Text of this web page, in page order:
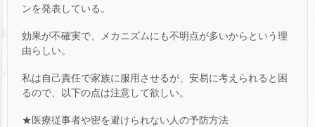
ンを発表している。
効果が不確実で、メカニズムにも不明点が多いからという理
由らしい。
私は自己責任で家族に服用させるが、安易に考えられると困
るので、以下の点は注意して欲しい。
★医療従事者や密を避けられない人の予防方法